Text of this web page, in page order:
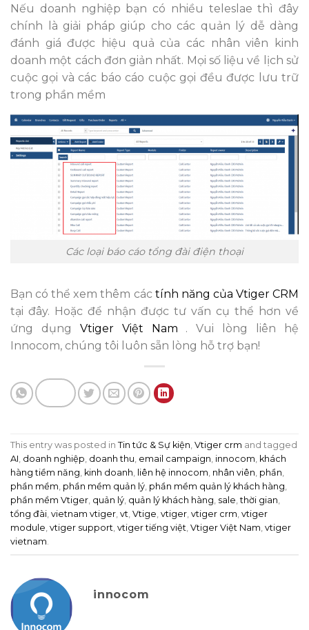
Nếu doanh nghiệp bạn có nhiều teleslae thì đây
chính là giải pháp giúp cho các quản lý dễ dàng
đánh giá được hiệu quả của các nhân viên kinh
doanh một cách đơn giản nhất. Mọi số liệu về lịch sử
cuộc gọi và các báo cáo cuộc gọi đều được lưu trữ
trong phần mềm
Các loại báo cáo tổng đài điện thoại
Bạn có thể xem thêm các tính năng của Vtiger CRM
tại đây. Hoặc để nhận được tư vấn cụ thể hơn về
ứng dụng Vtiger Việt Nam . Vui lòng liên hệ
Innocom, chúng tôi luôn sẵn lòng hỗ trợ bạn!
This entry was posted in Tin tức & Sự kiện Vtiger crm and tagged
AI doanh nghiệp doanh thu email campaign innocom khách
hàng tiềm năng kinh doanh liên hệ innocom nhân viên phần
phần mềm phần mềm quản lý phần mềm quản lý khách hàng
phần mềm Vtiger quản lý quản lý khách hàng sale ,thời gian
tổng đài vietnam vtiger vt Vtige vtiger vtiger crm vtiger
module vtiger support vtiger tiếng việt Vtiger Việt Nam vtiger
vietnam
innocom